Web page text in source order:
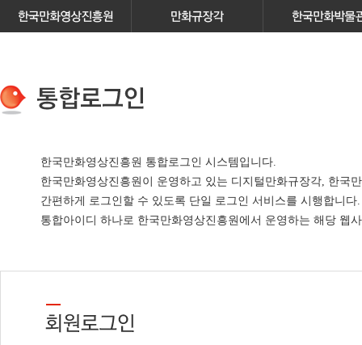
한국만화영상진흥원 통합로그인 시스템입니다.
한국만화영상진흥원이 운영하고 있는 디지털만화규장각, 한국
간편하게 로그인할 수 있도록 단일 로그인 서비스를 시행합니다.
통합아이디 하나로 한국만화영상진흥원에서 운영하는 해당 웹